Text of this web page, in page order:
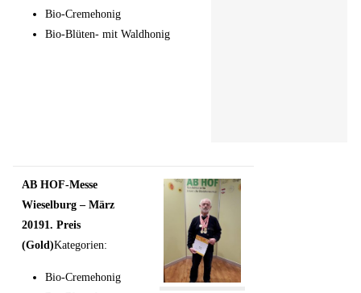
Bio-Cremehonig
Bio-Blüten- mit Waldhonig
AB HOF-Messe
Wieselburg – März
20191. Preis
(Gold)Kategorien:
Bio-Cremehonig